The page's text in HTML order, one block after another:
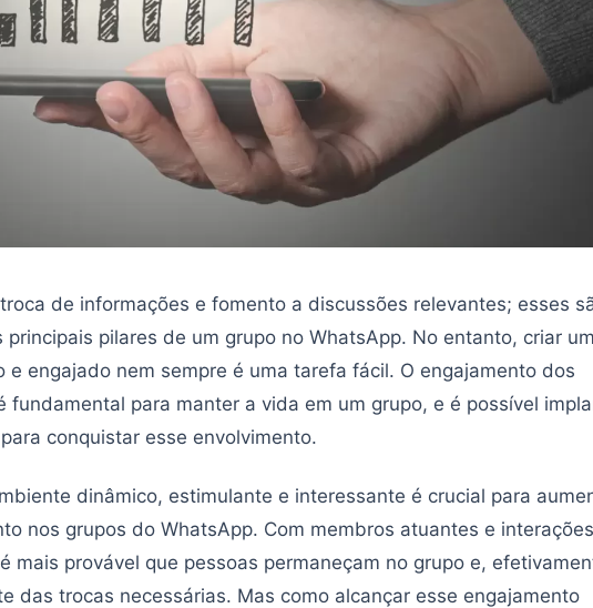
de informações e fomento a discussões relevantes; esses
principais pilares de um grupo no WhatsApp. No entanto, criar um
e engajado nem sempre é uma tarefa fácil. O engajamento dos
fundamental para manter a vida em um grupo, e é possível
conquistar esse envolvimento.
dinâmico, estimulante e interessante é crucial para
nos grupos do WhatsApp. Com membros atuantes e interações
mais provável que pessoas permaneçam no grupo e,
das trocas necessárias. Mas como alcançar esse engajamento